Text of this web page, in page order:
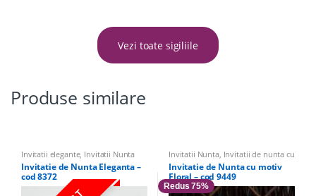
Vezi toate sigiliile
Produse similare
Invitatii elegante, Invitatii Nunta
Invitatie de Nunta Eleganta –
cod 8372
Invitatii Nunta, Invitatii de nunta cu
flori si fluturi Invitatii pentru alte
evenimente,Domnisoare de
Onoare,Invitatii pentru Petreceri
Invitatii elegante
Invitatie de Nunta cu motiv
Floral – cod 9449
Redus 75%